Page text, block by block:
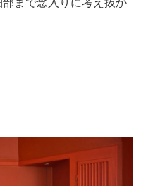
まで念入りに考え抜か